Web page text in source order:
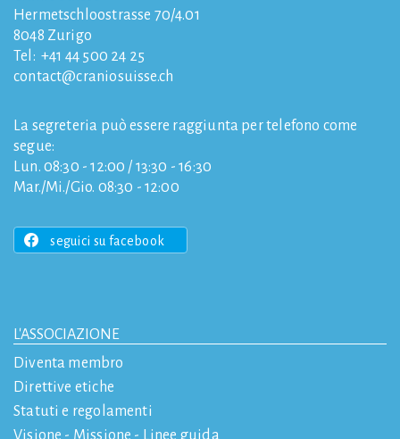
Hermetschloostrasse 70/4.01
8048 Zurigo
Tel: +41 44 500 24 25
contact
craniosuisse.ch
La segreteria può essere raggiunta per telefono come
segue:
Lun. 08:30 - 12:00 / 13:30 - 16:30
Mar./Mi./Gio. 08:30 - 12:00
seguici su facebook
L'ASSOCIAZIONE
Diventa membro
Direttive etiche
Statuti e regolamenti
Visione - Missione - Linee guida